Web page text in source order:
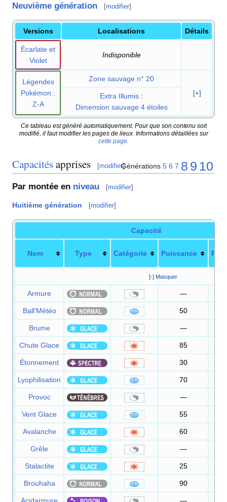
Neuvième génération [modifier]
Versions Localisations Détails
Écarlate et
Violet
Indisponible
Légendes
Pokémon :
Z-A
Zone sauvage n° 20
[+]
Extra Illumis :
Dimension sauvage 4 étoiles
Ce tableau est généré automatiquement. Pour que son contenu soit
modifié, il faut modifier les pages de lieux. Informations détaillées sur
cette page
Capacitésapprises [modifier]
Générations 5 6 7 8 9 10
Par montée en niveau [modifier]
Huitième génération [modifier]
Capacité
Nom Type Catégorie Puissance
[-] Masquer
Armure —
Ball'Météo 50
Brume —
Chute Glace 85
Étonnement 30
Lyophilisation 70
Provoc —
Vent Glace 55
Avalanche 60
Grêle —
Stalactite 25
Brouhaha 90